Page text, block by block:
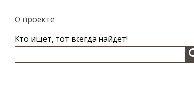
О проекте
Кто ищет, тот всегда найдёт!